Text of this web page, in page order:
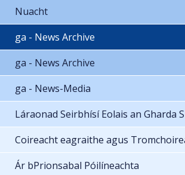
Nuacht
ga - News Archive
ga - News Archive
ga - News-Media
Láraonad Seirbhísí Eolais an Gharda
Coireacht eagraithe agus
Ár bPrionsabal Póilíneachta